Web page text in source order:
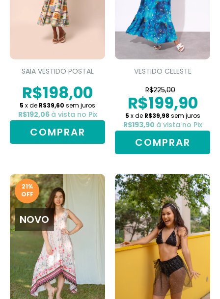
SAIA VESTIDO POSTAL
R$198,00
5 x de R$39,60 sem juros
R$192,06 à vista no Pix
COMPRAR
VESTIDO CELESTE
R$225,00
R$199,90
5 x de R$39,98 sem juros
R$193,90 à vista no Pix
COMPRAR
21%
OFF
NOVO